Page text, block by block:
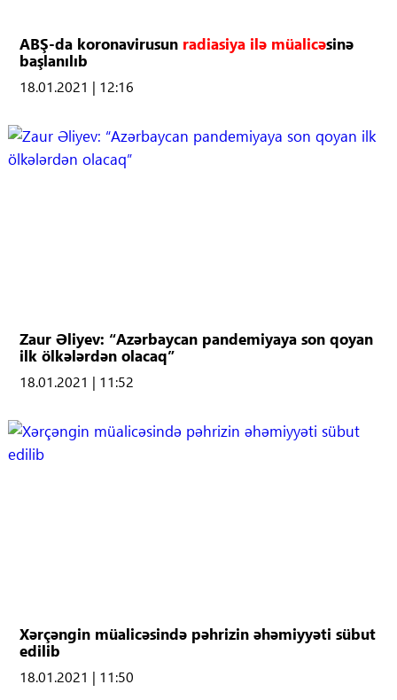
ABŞ-da koronavirusun radiasiya ilə müalicəsinə
başlanılıb
18.01.2021 | 12:16
Zaur Əliyev: “Azərbaycan pandemiyaya son qoyan
ilk ölkələrdən olacaq”
18.01.2021 | 11:52
Xərçəngin müalicəsində pəhrizin əhəmiyyəti sübut
edilib
18.01.2021 | 11:50